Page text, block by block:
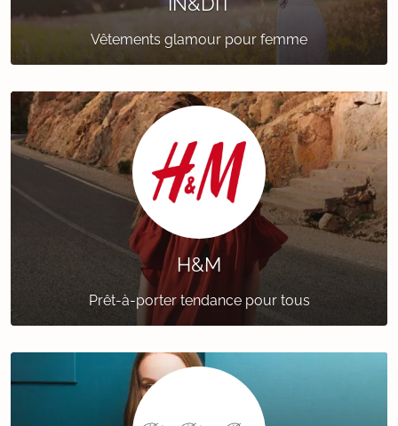
Vêtements glamour pour femme
H&M
Prêt-à-porter tendance pour tous